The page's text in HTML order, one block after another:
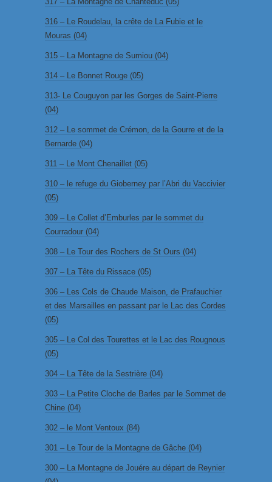
316 – Le Roudelau, la crête de La Fubie et le
Mouras (04)
315 – La Montagne de Sumiou (04)
314 – Le Bonnet Rouge (05)
313- Le Couguyon par les Gorges de Saint-Pierre
(04)
312 – Le sommet de Crémon, de la Gourre et de la
Bernarde (04)
311 – Le Mont Chenaillet (05)
310 – le refuge du Gioberney par l’Abri du Vaccivier
(05)
309 – Le Collet d’Emburles par le sommet du
Courradour (04)
308 – Le Tour des Rochers de St Ours (04)
307 – La Tête du Rissace (05)
306 – Les Cols de Chaude Maison, de Prafauchier
et des Marsailles en passant par le Lac des Cordes
(05)
305 – Le Col des Tourettes et le Lac des Rougnous
(05)
304 – La Tête de la Sestrière (04)
303 – La Petite Cloche de Barles par le Sommet de
Chine (04)
302 – le Mont Ventoux (84)
301 – Le Tour de la Montagne de Gâche (04)
300 – La Montagne de Jouére au départ de Reynier